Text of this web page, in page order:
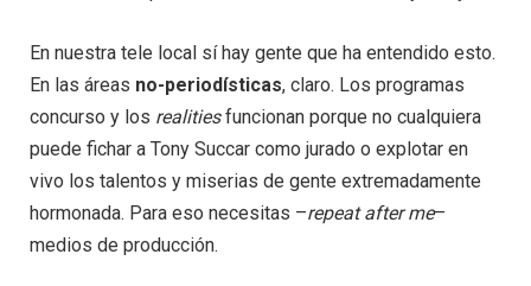
En nuestra tele local sí hay gente que ha entendido esto.
En las áreas no-periodísticas, claro. Los programas
concurso y los realitiesfuncionan porque no cualquiera
puede fichar a Tony Succar como jurado o explotar en
vivo los talentos y miserias de gente extremadamente
hormonada. Para eso necesitas –repeat after me–
medios de producción.